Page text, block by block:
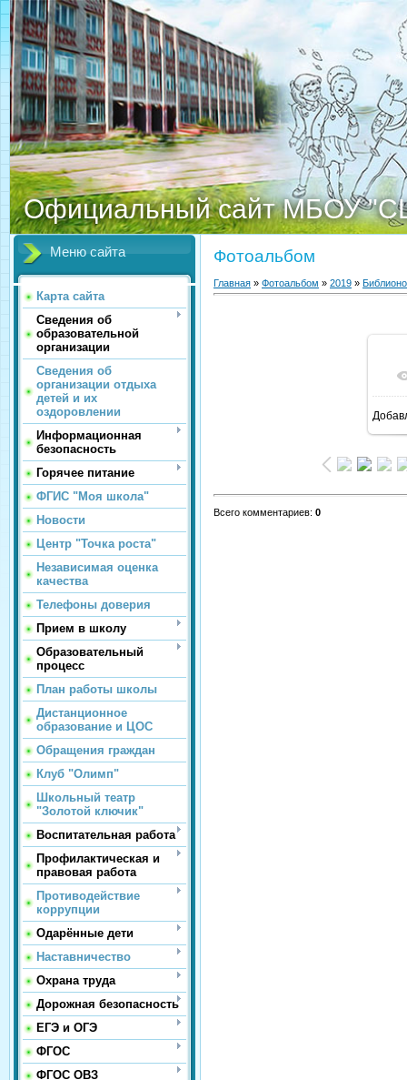
Официальный сайт МБОУ
Меню сайта
Карта сайта
Сведения об
образовательной
организации
Сведения об
организации отдыха
детей и их
оздоровлении
Информационная
безопасность
Горячее питание
ФГИС "Моя школа"
Новости
Центр "Точка роста"
Независимая оценка
качества
Телефоны доверия
Прием в школу
Образовательный
процесс
План работы школы
Дистанционное
образование и ЦОС
Обращения граждан
Клуб "Олимп"
Школьный театр
"Золотой ключик"
Воспитательная работа
Профилактическая и
правовая работа
Противодействие
коррупции
Одарённые дети
Наставничество
Охрана труда
Дорожная безопасность
ЕГЭ и ОГЭ
ФГОС
ФГОС ОВЗ
Фотоальбом
Главная » Фотоальбом » 2019 »
Всего комментариев: 0